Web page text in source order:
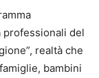
professionali del
realtà che
bambini